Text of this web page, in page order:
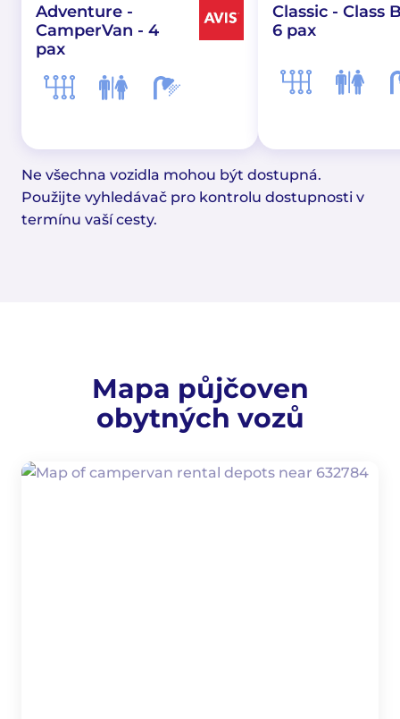
Adventure -
CamperVan - 4
pax
Classic - Class
6 pax
Ne všechna vozidla mohou být dostupná.
Použijte vyhledávač pro kontrolu dostupnosti v
termínu vaší cesty.
Mapa půjčoven
obytných vozů